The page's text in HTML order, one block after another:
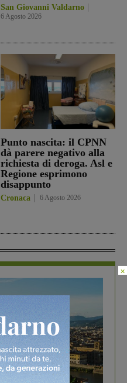
San Giovanni Valdarno
6 Agosto 2026
Punto nascita: il CPNN
dà parere negativo alla
richiesta di deroga. Asl e
Regione esprimono
disappunto
Cronaca 6 Agosto 2026
×